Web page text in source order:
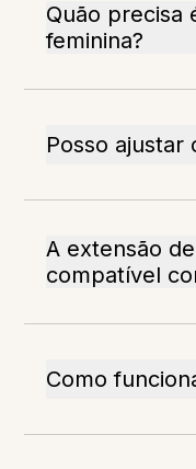
Quão precisa
feminina?
Posso ajustar
A extensão
compatível
Como